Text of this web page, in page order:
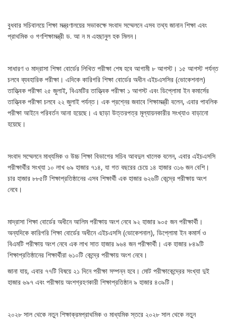
বুধবার সচিবালয়ে শিক্ষা মন্ত্রণালয়ের সভাকক্ষে সংবাদ সম্মেলনে এসব তথ্য জানান শিক্ষা এবং
প্রাথমিক ও গণশিক্ষামন্ত্রী ড. আ ন ম এহছানুল হক মিলন।
সাধারণ ও মাদ্রাসা শিক্ষা বোর্ডের লিখিত পরীক্ষা শেষ হবে আগামী ৮ আগস্ট। ১৫ আগস্ট পর্যন্ত
চলবে ব্যবহারিক পরীক্ষা। এদিকে কারিগরি শিক্ষা বোর্ডের অধীন এইচএসসির (ভোকেশনাল)
তাত্ত্বিক পরীক্ষা ২৫ জুলাই, বিএমটির তাত্ত্বিক পরীক্ষা ১ আগস্ট এবং ডিপ্লোমা ইন কমার্সের
তাত্ত্বিক পরীক্ষা চলবে ২২ জুলাই পর্যন্ত। এক প্রশ্নের জবাবে শিক্ষামন্ত্রী বলেন, এবার পাবলিক
পরীক্ষা আইনে পরিবর্তন আনা হয়েছে। এ ছাড়া উত্তরপত্র মূল্যায়নকারীর সংখ্যাও বাড়ানো
হয়েছে।
সংবাদ সম্মেলনে মাধ্যমিক ও উচ্চ শিক্ষা বিভাগের সচিব আবদুল খালেক বলেন, এবার এইচএসসি
পরীক্ষার্থীর সংখ্যা ১০ লাখ ৬৯ হাজার ৭১৪, যা গত বছরের চেয়ে ১৪ হাজার ৩১৬ জন বেশি।
চার হাজার ৮৮৫টি শিক্ষাপ্রতিষ্ঠানের এসব শিক্ষার্থী এক হাজার ৬২৬টি কেন্দ্রে পরীক্ষায় অংশ
নেবে।
মাদ্রাসা শিক্ষা বোর্ডের অধীনে আলিম পরীক্ষায় অংশ নেবে ৯২ হাজার ৯০৫ জন পরীক্ষার্থী।
অন্যদিকে কারিগরি শিক্ষা বোর্ডের অধীনে এইচএসসি (ভোকেশনাল), ডিপ্লোমা ইন কমার্স ও
বিএমটি পরীক্ষায় অংশ নেবে এক লাখ সাত হাজার ৯৬৪ জন পরীক্ষার্থী। এক হাজার ৮৪৯টি
শিক্ষাপ্রতিষ্ঠানের শিক্ষার্থীরা ৬১০টি কেন্দ্রে পরীক্ষায় অংশ নেবে।
জানা যায়, এবার ৭৭টি বিষয়ে ২১ দিনে পরীক্ষা সম্পন্ন হবে। মোট পরীক্ষাকেন্দ্রের সংখ্যা দুই
হাজার ৬৯৭ এবং পরীক্ষায় অংশগ্রহণকারী শিক্ষাপ্রতিষ্ঠান ৯ হাজার ৪৩৯টি।
২০২৮ সাল থেকে নতুন শিক্ষাক্রমপ্রাথমিক ও মাধ্যমিক স্তরে ২০২৮ সাল থেকে নতুন